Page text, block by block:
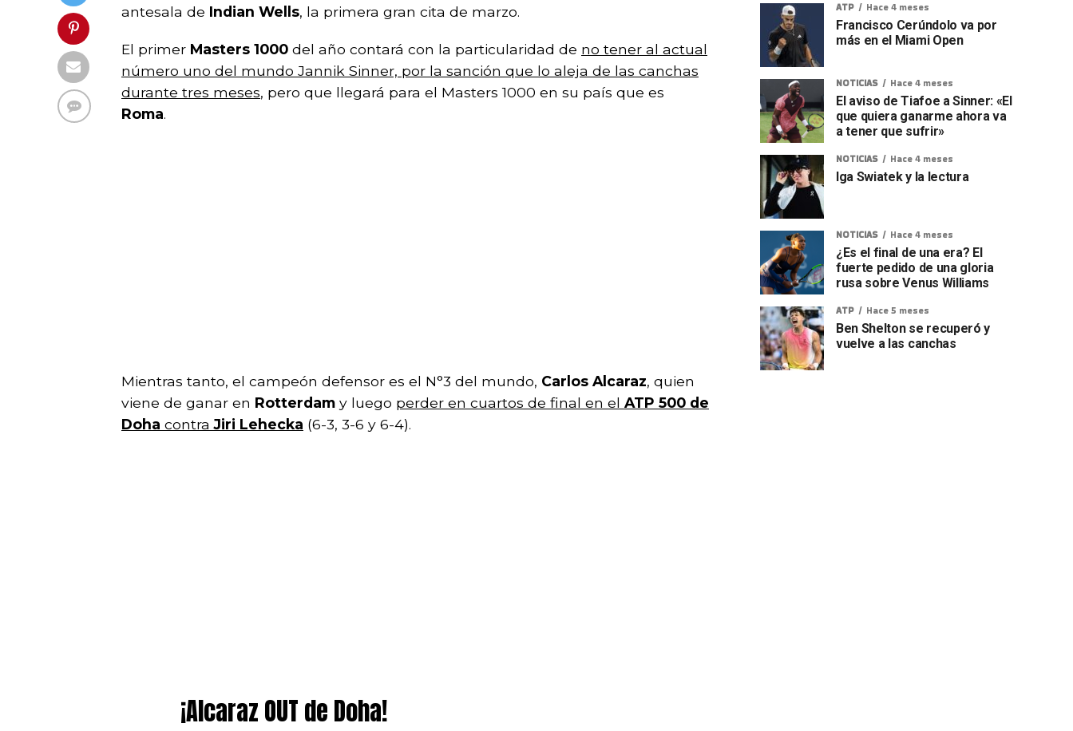
antesala de Indian Wells, la primera gran cita de marzo.
El primer Masters 1000 del año contará con la particularidad de no tener al actual
número uno del mundo Jannik Sinner, por la sanción que lo aleja de las canchas
durante tres meses, pero que llegará para el Masters 1000 en su país que es
Roma.
Mientras tanto, el campeón defensor es el N°3 del mundo, Carlos Alcaraz, quien
viene de ganar en Rotterdam y luego perder en cuartos de final en el ATP 500 de
Doha contraJiri Lehecka (6-3, 3-6 y 6-4).
¡Alcaraz OUT de Doha!
ATP Hace 4 meses
Francisco Cerúndolo va por
más en el Miami Open
NOTICIAS Hace 4 meses
El aviso de Tiafoe a Sinner: «El
que quiera ganarme ahora va
a tener que sufrir»
NOTICIAS Hace 4 meses
Iga Swiatek y la lectura
NOTICIAS Hace 4 meses
¿Es el final de una era? El
fuerte pedido de una gloria
rusa sobre Venus Williams
ATP Hace 5 meses
Ben Shelton se recuperó y
vuelve a las canchas